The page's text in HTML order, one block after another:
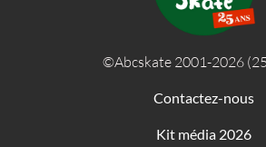
©Abcskate 2001-2026
Contactez-nous
Kit média 2026